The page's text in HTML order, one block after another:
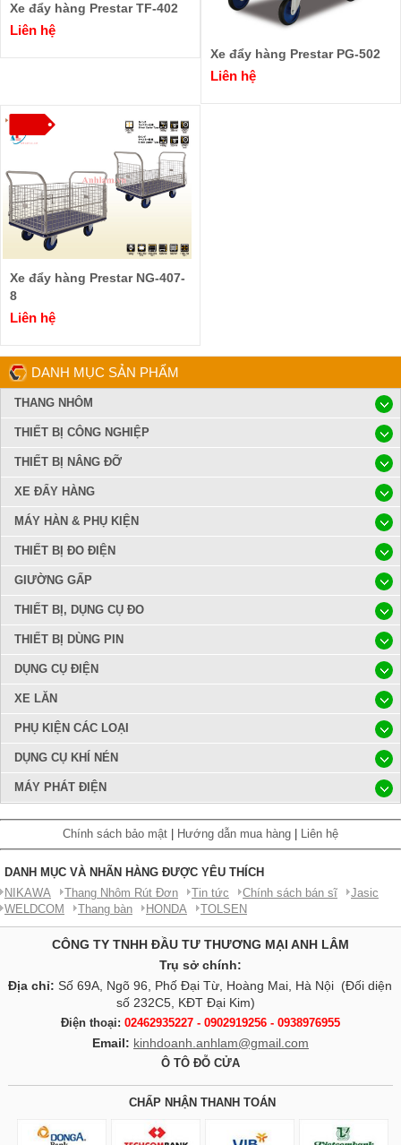
Xe đẩy hàng Prestar TF-402
Liên hệ
Xe đẩy hàng Prestar PG-502
Liên hệ
Xe đẩy hàng Prestar NG-407-
8
Liên hệ
DANH MỤC SẢN PHẨM
THANG NHÔM
THIẾT BỊ CÔNG NGHIỆP
THIẾT BỊ NÂNG ĐỠ
XE ĐẨY HÀNG
MÁY HÀN & PHỤ KIỆN
THIẾT BỊ ĐO ĐIỆN
GIƯỜNG GẤP
THIẾT BỊ, DỤNG CỤ ĐO
THIẾT BỊ DÙNG PIN
DỤNG CỤ ĐIỆN
XE LĂN
PHỤ KIỆN CÁC LOẠI
DỤNG CỤ KHÍ NÉN
MÁY PHÁT ĐIỆN
Chính sách bảo mật Hướng dẫn mua hàng Liên hệ
DANH MỤC VÀ NHÃN HÀNG ĐƯỢC YÊU THÍCH
NIKAWA
Thang Nhôm Rút Đơn Tin tức Chính sách bán sĩ
Jasic
WELDCOM
Thang bàn HONDA TOLSEN
CÔNG TY TNHH ĐẦU TƯ THƯƠNG MẠI ANH LÂM
Trụ sở chính:
Địa chỉ: Số 69A, Ngõ 96, Phố Đại Từ, Hoàng Mai, Hà Nội (Đối diện
số 232C5, KĐT Đại Kim)
Điện thoại: 02462935227 - 0902919256 - 0938976955
Email: kinhdoanh.anhlam@gmail.com
Ô TÔ ĐỖ CỬA
CHẤP NHẬN THANH TOÁN